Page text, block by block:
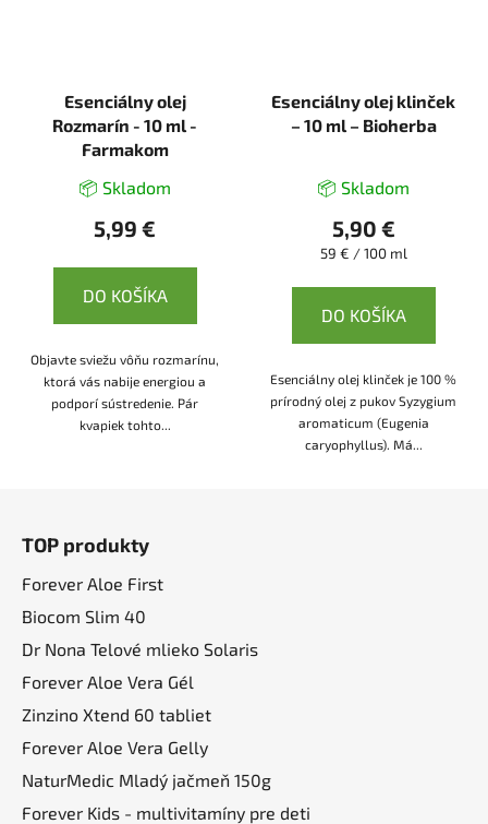
Esenciálny olej
Rozmarín - 10 ml -
Farmakom
📦 Skladom
5,99 €
DO KOŠÍKA
Objavte sviežu vôňu rozmarínu,
ktorá vás nabije energiou a
podporí sústredenie. Pár
kvapiek tohto...
Esenciálny olej klinček
– 10 ml – Bioherba
📦 Skladom
5,90 €
Jednotková
59 € / 100 ml
DO KOŠÍKA
Esenciálny olej klinček je 100 %
prírodný olej z pukov Syzygium
aromaticum (Eugenia
caryophyllus). Má...
TOP produkty
Forever Aloe First
Biocom Slim 40
Dr Nona Telové mlieko Solaris
Forever Aloe Vera Gél
Zinzino Xtend 60 tabliet
Forever Aloe Vera Gelly
NaturMedic Mladý jačmeň 150g
Forever Kids - multivitamíny pre deti